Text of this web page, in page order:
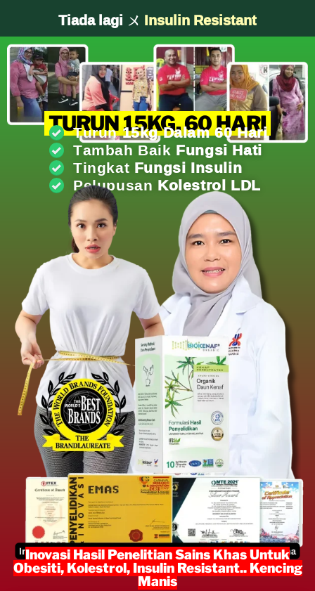
Tiada lagi ㄨKencing Manis
TURUN 15KG, 60 HARI
Turun15kg Dalam 60 Hari
Tambah Baik Fungsi Hati
Tingkat Fungsi Insulin
Pelupusan Kolestrol LDL
Inovasi Hasil Penelitian Sains Khas Untuk
Obesiti, Kolestrol, Insulin Resistant.. Kencing
Manis